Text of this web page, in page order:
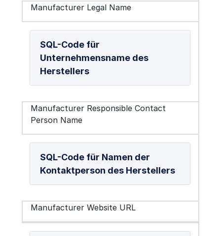
Manufacturer Legal Name
SQL-Code für
Unternehmensname des
Herstellers
Manufacturer Responsible Contact
Person Name
SQL-Code für Namen der
Kontaktperson des Herstellers
Manufacturer Website URL